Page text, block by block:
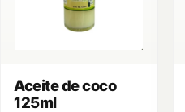
Aceite de coco
125ml